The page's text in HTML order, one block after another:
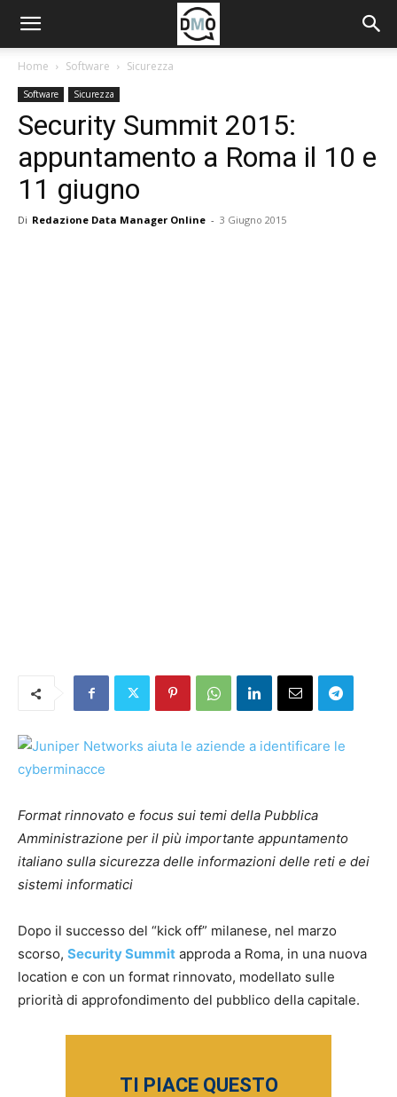
Home Software Sicurezza
Software Sicurezza
Security Summit 2015:
appuntamento a Roma il 10 e
11 giugno
Di Redazione Data Manager Online - 3 Giugno 2015
Format rinnovato e focus sui temi della Pubblica
Amministrazione per il più importante appuntamento
italiano sulla sicurezza delle informazioni delle reti e dei
sistemi informatici
Dopo il successo del “kick off” milanese, nel marzo
scorso, Security Summit approda a Roma, in una nuova
location e con un format rinnovato, modellato sulle
priorità di approfondimento del pubblico della capitale.
TI PIACE QUESTO